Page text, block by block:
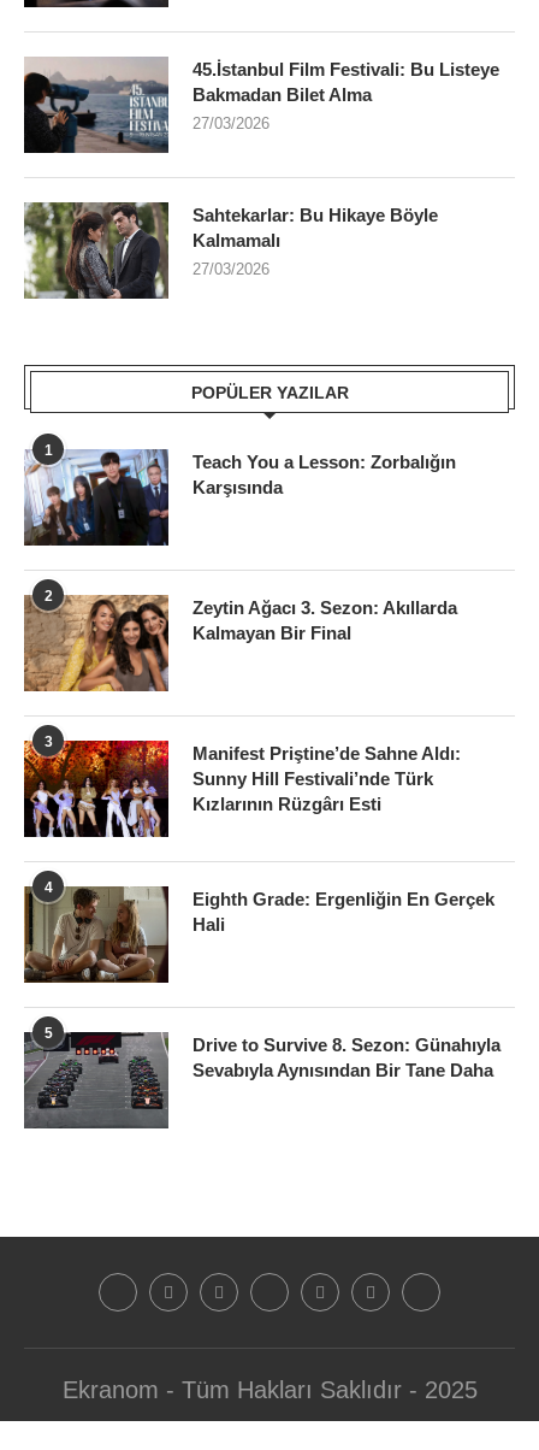
45.İstanbul Film Festivali: Bu Listeye
Bakmadan Bilet Alma
27/03/2026
Sahtekarlar: Bu Hikaye Böyle
Kalmamalı
27/03/2026
POPÜLER YAZILAR
1
Teach You a Lesson: Zorbalığın
Karşısında
2
Zeytin Ağacı 3. Sezon: Akıllarda
Kalmayan Bir Final
3
Manifest Priştine’de Sahne Aldı:
Sunny Hill Festivali’nde Türk
Kızlarının Rüzgârı Esti
4
Eighth Grade: Ergenliğin En Gerçek
Hali
5
Drive to Survive 8. Sezon: Günahıyla
Sevabıyla Aynısından Bir Tane Daha
Ekranom - Tüm Hakları Saklıdır - 2025